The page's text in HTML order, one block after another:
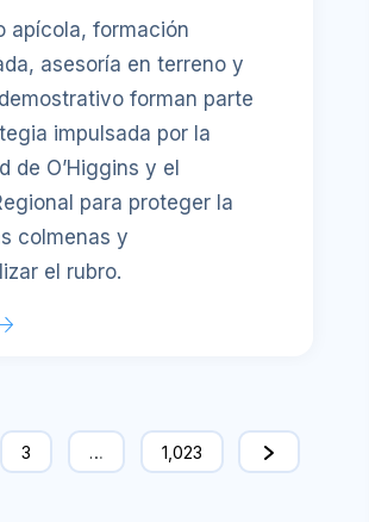
apícola, formación
asesoría en terreno y
forman parte
impulsada por la
de O’Higgins y el
para proteger la
colmenas y
el rubro.
3 … 1,023